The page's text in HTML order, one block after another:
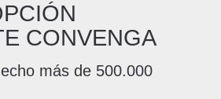
CONVENGA
más de 500.000